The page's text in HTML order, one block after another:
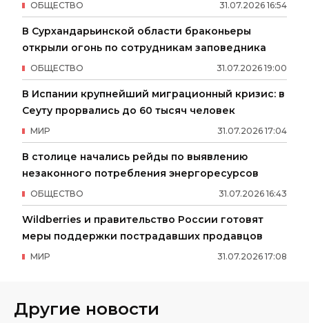
31.07.2026 16:54
ОБЩЕСТВО
В Сурхандарьинской области браконьеры
открыли огонь по сотрудникам заповедника
31.07.2026 19:00
ОБЩЕСТВО
В Испании крупнейший миграционный кризис: в
Сеуту прорвались до 60 тысяч человек
31.07.2026 17:04
МИР
В столице начались рейды по выявлению
незаконного потребления энергоресурсов
31.07.2026 16:43
ОБЩЕСТВО
Wildberries и правительство России готовят
меры поддержки пострадавших продавцов
31.07.2026 17:08
МИР
Другие новости